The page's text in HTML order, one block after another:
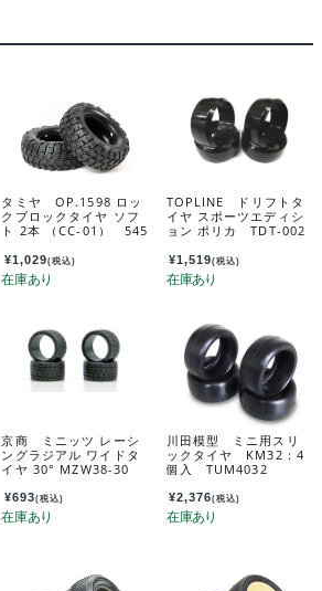
タミヤ OP.1598 ロッ
クブロックタイヤ ソフ
ト 2本 （CC-01） 545
¥1,029(税込)
TOPLINE ドリフトタ
イヤ スポーツエディシ
ョン ポリカ TDT-002
¥1,519(税込)
京商 ミニッツ レーシ
ングラジアル ワイドタ
イヤ 30° MZW38-30
¥693(税込)
川田模型 ミニ用スリ
ックタイヤ KM32：4
個入 TUM4032
¥2,376(税込)